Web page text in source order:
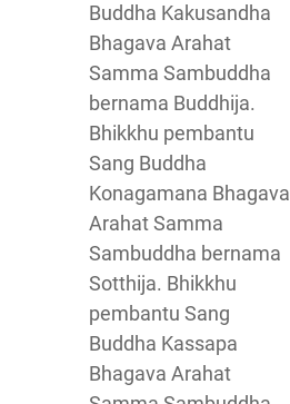
Buddha Kakusandha
Bhagava Arahat
Samma Sambuddha
bernama Buddhija.
Bhikkhu pembantu
Sang Buddha
Konagamana Bhagava
Arahat Samma
Sambuddha bernama
Sotthija. Bhikkhu
pembantu Sang
Buddha Kassapa
Bhagava Arahat